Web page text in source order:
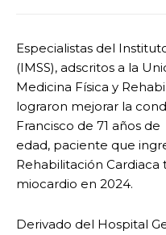
Especialistas del
(IMSS), adscritos a la
Medicina Física y
lograron mejorar la
Francisco de 71 años de
edad, paciente que
Rehabilitación Cardiaca
miocardio en 2024.
Derivado del Hospital